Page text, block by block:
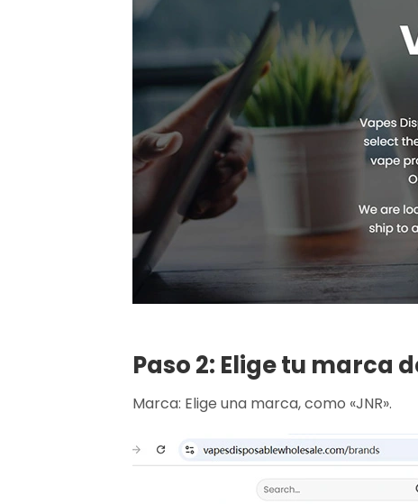
Paso 2: Elige tu marca
Marca: Elige una marca, como «JNR».